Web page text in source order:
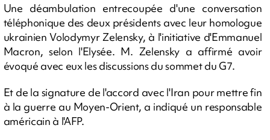
Une déambulation entrecoupée d'une conversation
téléphonique des deux présidents avec leur homologue
ukrainien Volodymyr Zelensky, à l'initiative d'Emmanuel
Macron, selon l'Elysée. M. Zelensky a affirmé avoir
évoqué avec eux les discussions du sommet du G7.
Et de la signature de l'accord avec l'Iran pour mettre fin
à la guerre au Moyen-Orient, a indiqué un responsable
américain à l'AFP.